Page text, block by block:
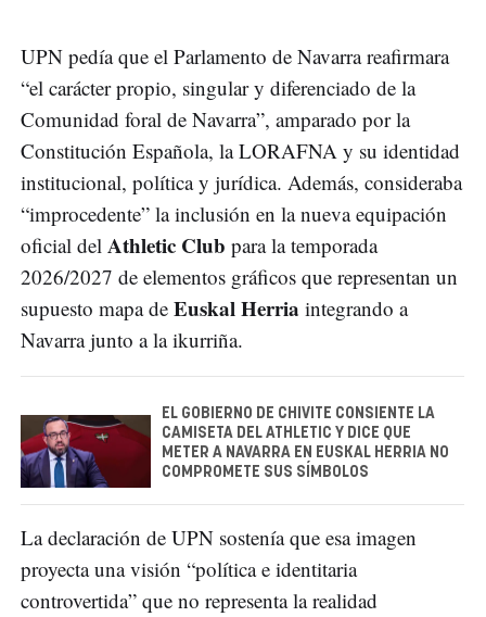
UPN pedía que el Parlamento de Navarra reafirmara
“el carácter propio, singular y diferenciado de la
Comunidad foral de Navarra”, amparado por la
Constitución Española, la LORAFNA y su identidad
institucional, política y jurídica. Además, consideraba
“improcedente” la inclusión en la nueva equipación
oficial del Athletic Club para la temporada
2026/2027 de elementos gráficos que representan un
supuesto mapa de Euskal Herria integrando a
Navarra junto a la ikurriña.
EL GOBIERNO DE CHIVITE CONSIENTE LA
CAMISETA DEL ATHLETIC Y DICE QUE
METER A NAVARRA EN EUSKAL HERRIA NO
COMPROMETE SUS SÍMBOLOS
La declaración de UPN sostenía que esa imagen
proyecta una visión “política e identitaria
controvertida” que no representa la realidad